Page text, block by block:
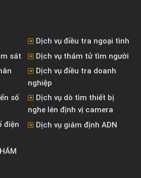
Dịch vụ điều tra ngoại tình
sát
Dịch vụ thám tử tìm người
Dịch vụ điều tra doanh
nghiệp
số
Dịch vụ dò tìm thiết bị
nghe lén định vị camera
điện
Dịch vụ giám định ADN